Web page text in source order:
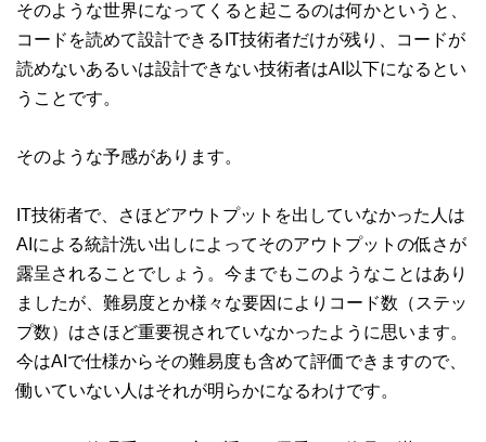
そのような世界になってくると起こるのは何かというと、
コードを読めて設計できるIT技術者だけが残り、コードが
読めないあるいは設計できない技術者はAI以下になるとい
うことです。
そのような予感があります。
IT技術者で、さほどアウトプットを出していなかった人は
AIによる統計洗い出しによってそのアウトプットの低さが
露呈されることでしょう。今までもこのようなことはあり
ましたが、難易度とか様々な要因によりコード数（ステッ
プ数）はさほど重要視されていなかったように思います。
今はAIで仕様からその難易度も含めて評価できますので、
働いていない人はそれが明らかになるわけです。